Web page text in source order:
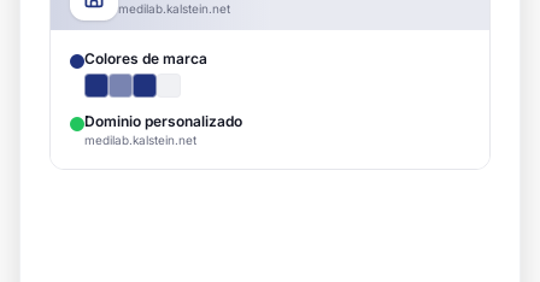
Kalstein
BioTech X500
BioTech